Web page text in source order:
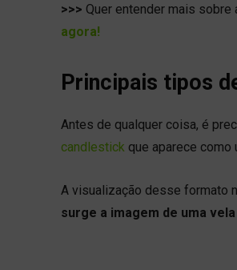
>>> Quer entender mais
agora!
Principais tipos
Antes de qualquer coisa, é
candlestick que aparece como
A visualização desse formato
surge a imagem de uma